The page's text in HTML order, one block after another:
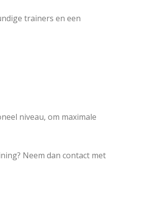
trainers en een
niveau, om maximale
Neem dan contact met